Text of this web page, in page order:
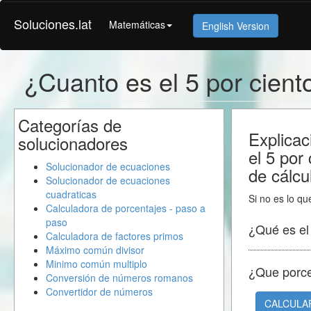
Soluciones.lat Matemáticas English Version
¿Cuanto es el 5 por
el 5 por
de
Si no es lo
¿Qué es
¿Que
Categorías de
solucionadores
Solucionador de ecuaciones
Solucionador de ecuaciones
cuadraticas
Calculadora de porcentajes - paso a
paso
Calculadora de factores primos
Máximo común divisor
Minimo común multiplo
Conversión de números romanos
Convertidor de números